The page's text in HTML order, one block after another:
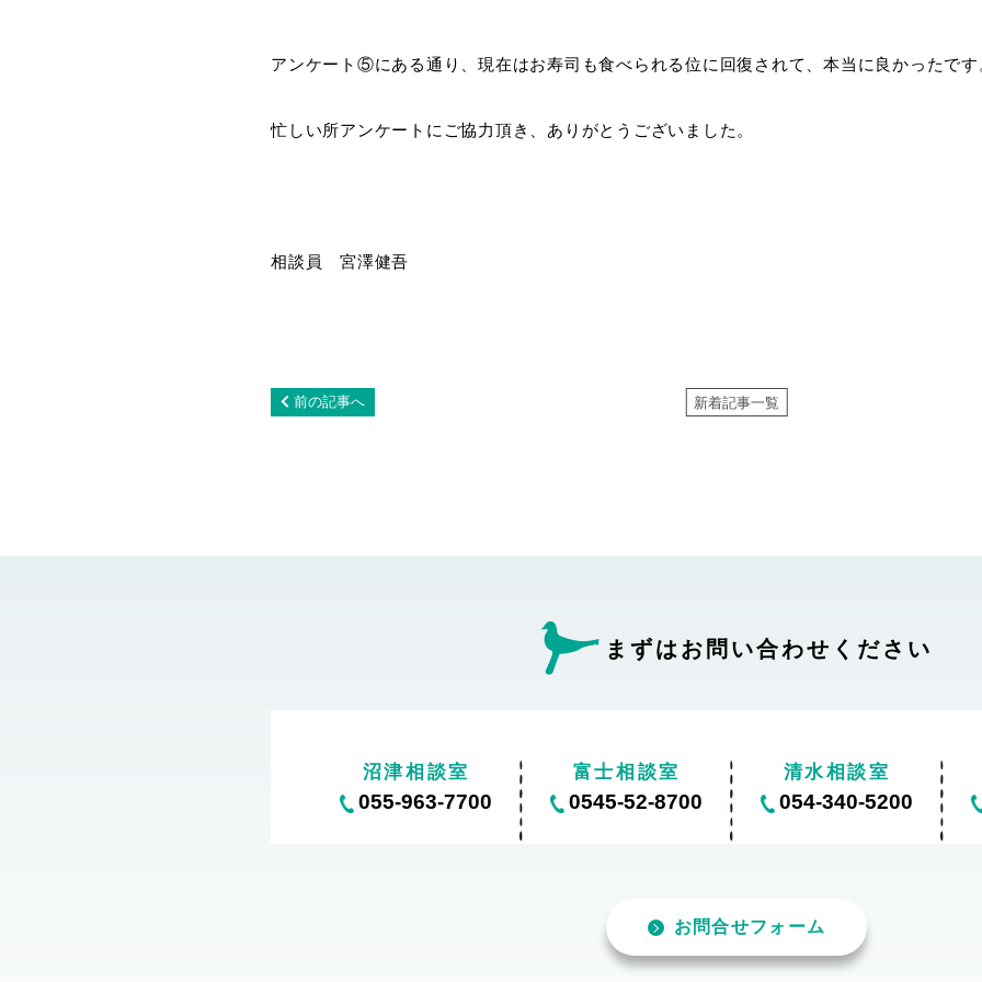
アンケート⑤にある通り、現在はお寿司も食べられる位に回復されて、本当に良かったです
忙しい所アンケートにご協力頂き、ありがとうございました。
相談員 宮澤健吾
前の記事へ 新着記事一覧
まずはお問い合わせ ください
沼津相談室
055-963-7700
富士相談室
0545-52-8700
清水相談室
054-340-5200
お問合せフォーム